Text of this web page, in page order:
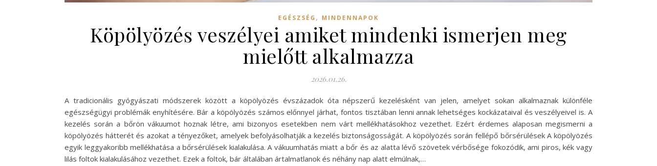
EGÉSZSÉG , MINDENNAPOK
Köpölyözés veszélyei amiket mindenki ismerjen meg
mielőtt alkalmazza
2026.01.26.
A tradicionális gyógyászati módszerek között a köpölyözés évszázadok óta népszerű kezelésként van jelen, amelyet sokan alkalmaznak különféle
egészségügyi problémák enyhítésére. Bár a köpölyözés számos előnnyel járhat, fontos tisztában lenni annak lehetséges kockázataival és veszélyeivel is. A
kezelés során a bőrön vákuumot hoznak létre, ami bizonyos esetekben nem várt mellékhatásokhoz vezethet. Ezért érdemes alaposan megismerni a
köpölyözés hátterét és azokat a tényezőket, amelyek befolyásolhatják a kezelés biztonságosságát. A köpölyözés során fellépő bőrsérülések A köpölyözés
egyik leggyakoribb mellékhatása a bőrsérülések kialakulása. A vákuumhatás miatt a bőr és az alatta lévő szövetek vérbősége fokozódik, ami piros, kék vagy
lilás foltok kialakulásához vezethet. Ezek a foltok, bár általában ártalmatlanok és néhány nap alatt elmúlnak,…